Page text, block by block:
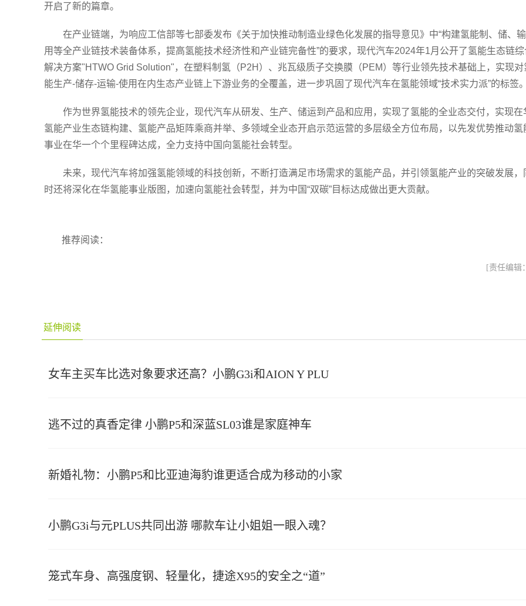
开启了新的篇章。
在产业链端，为响应工信部等七部委发布《关于加快推动制造业绿色化发展的指导意见》中“构建氢能制、储、输
用等全产业链技术装备体系，提高氢能技术经济性和产业链完备性”的要求，现代汽车2024年1月公开了氢能生态链综
解决方案"HTWO Grid Solution"，在塑料制氢（P2H）、兆瓦级质子交换膜（PEM）等行业领先技术基础上，实现对
能生产-储存-运输-使用在内生态产业链上下游业务的全覆盖，进一步巩固了现代汽车在氢能领域“技术实力派”的标签。
作为世界氢能技术的领先企业，现代汽车从研发、生产、储运到产品和应用，实现了氢能的全业态交付，实现在
氢能产业生态链构建、氢能产品矩阵乘商并举、多领域全业态开启示范运营的多层级全方位布局，以先发优势推动氢
事业在华一个个里程碑达成，全力支持中国向氢能社会转型。
未来，现代汽车将加强氢能领域的科技创新，不断打造满足市场需求的氢能产品，并引领氢能产业的突破发展，
时还将深化在华氢能事业版图，加速向氢能社会转型，并为中国“双碳”目标达成做出更大贡献。
推荐阅读：
[责任编辑
延伸阅读
女车主买车比选对象要求还高？小鹏G3i和AION Y PLU
逃不过的真香定律 小鹏P5和深蓝SL03谁是家庭神车
新婚礼物：小鹏P5和比亚迪海豹谁更适合成为移动的小家
小鹏G3i与元PLUS共同出游 哪款车让小姐姐一眼入魂？
笼式车身、高强度钢、轻量化，捷途X95的安全之“道”